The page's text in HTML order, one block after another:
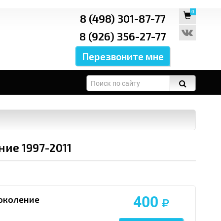
8 (498) 301-87-77
8 (926) 356-27-77
0
1997-2011
400